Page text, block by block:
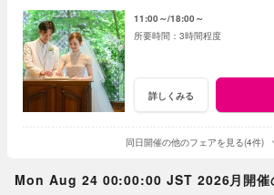
11:00～ 18:00～
3時間程度
詳しくみる
同日開催の他のフェアを見る(4件)
Mon Aug 24 00:00:00 JST 2026月開催